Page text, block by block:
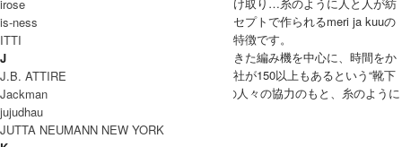
がれて生まれた靴下。そんな、ブランドコンセプトで作られるmeri ja kuuの
靴下は、はきやすい素材と柔らかな色使いが特徴です。
メリヤクーの靴下は、日本で昔から使われてきた編み機を中心に、時間をか
けて編まれています。靴下を製造している会社が150以上もあるという“靴下
の町”奈良で、職人さんをはじめ、たくさんの人々の協力のもと、糸のように
人と人が紡がれて生まれた靴下です。
meri ja kuu 取り扱い商品
irose
is-ness
ITTI
J
J.B. ATTIRE
Jackman
jujudhau
JUTTA NEUMANN NEW YORK